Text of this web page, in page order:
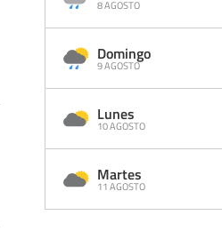
8 AGOSTO
Domingo
9 AGOSTO
Lunes
10 AGOSTO
Martes
11 AGOSTO